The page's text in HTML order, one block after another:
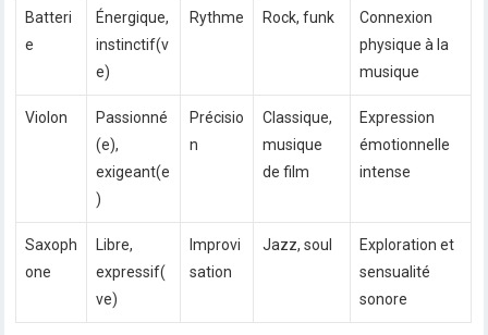
Batteri
e
Énergique,
instinctif(v
e)
Rythme Rock, funk
Connexion
physique à la
musique
Violon
Passionné
(e),
exigeant(e
)
Précisio
n
Classique,
musique
de film
Expression
émotionnelle
intense
Saxoph
one
Libre,
expressif(
ve)
Improvi
sation
Jazz, soul
Exploration et
sensualité
sonore